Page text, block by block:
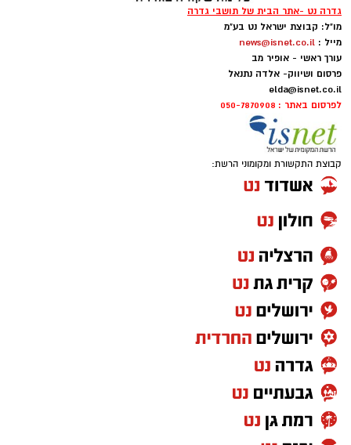
גדרה נט -אתר הבית של תושבי גדרה
מו"ל: קבוצת ישראל נט בע"מ
מייל : news@isnet.co.il
עורך ראשי - אופיר מב
פרסום ושיווק- אלדה נתנאל
elda@isnet.co.il
לפרסום באתר : 050-7870908
קבוצת התקשורת ומקומוני הרשת: